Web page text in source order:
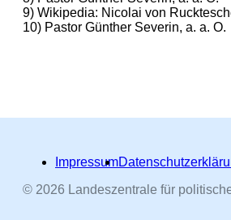
9) Wikipedia: Nicolai von
10) Pastor Günther Severin, a. a. O.
Impressum
© 2026 Landeszentrale für